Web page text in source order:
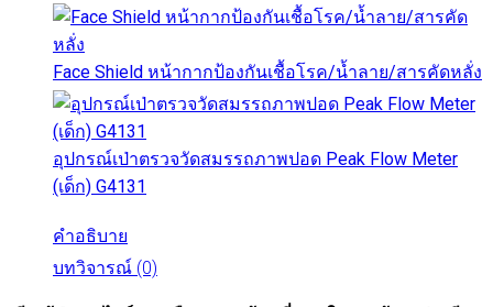
Face Shield หน้ากากป้องกันเชื้อโรค/น้ำลาย/สารคัดหลั่ง
อุปกรณ์เป่าตรวจวัดสมรรถภาพปอด Peak Flow Meter
(เด็ก) G4131
คำอธิบาย
บทวิจารณ์ (0)